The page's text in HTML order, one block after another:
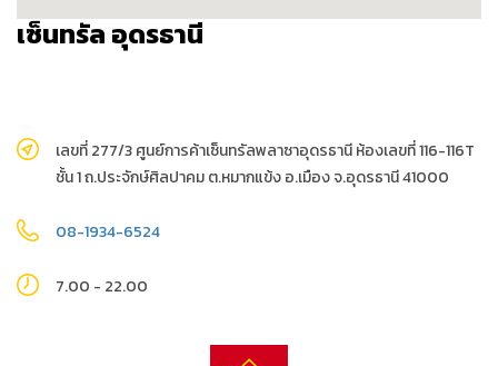
เซ็นทรัล อุดรธานี
เลขที่ 277/3 ศูนย์การค้าเซ็นทรัลพลาซาอุดรธานี ห้องเลขที่ 116-116T
ชั้น 1 ถ.ประจักษ์ศิลปาคม ต.หมากแข้ง อ.เมือง จ.อุดรธานี 41000
08-1934-6524
7.00 - 22.00